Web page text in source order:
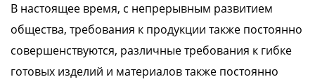
В настоящее время, с непрерывным развитием
общества, требования к продукции также постоянно
совершенствуются, различные требования к гибке
готовых изделий и материалов также постоянно